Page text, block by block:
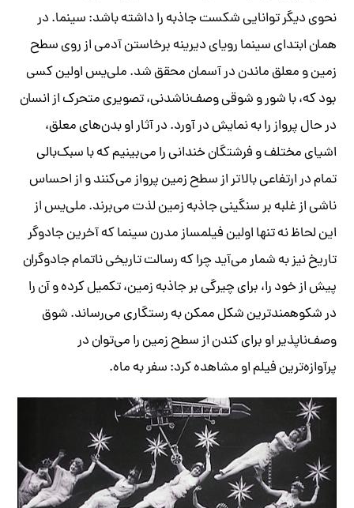
نحوی دیگر توانایی شکست جاذبه را داشته باشد: سینما. در
همان ابتدای سینما رویای دیرینه برخاستن آدمی از روی سطح
زمین و معلق ماندن در آسمان محقق شد. ملی‌یس اولین کسی
بود که، با شور و شوقی وصف‌ناشدنی، تصویری متحرک از انسان
در حال پرواز را به نمایش در آورد. در آثار او بدن‌های معلق،
اشیای مختلف و فرشتگان خندانی را می‌بینیم که با سبک‌بالی
تمام در ارتفاعی بالاتر از سطح زمین پرواز می‌کنند و از احساس
ناشی از غلبه بر سنگینی جاذبه زمین لذت می‌برند. ملی‌یس از
این لحاظ نه تنها اولین فیلمساز مدرن سینما که آخرین جادوگر
تاریخ نیز به شمار می‌آید چرا که رسالت تاریخی ناتمام جادوگران
پیش از خود را، برای چیرگی بر جاذبه زمین، تکمیل کرده و آن را
در شکوهمندترین شکل ممکن به رستگاری می‌رساند. شوق
وصف‌ناپذیر او برای کندن از سطح زمین را می‌توان در
پرآوازه‌ترین فیلم او مشاهده کرد: سفر به ماه.